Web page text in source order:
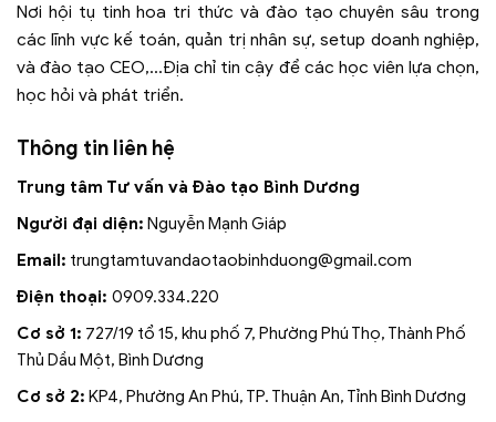
Nơi hội tụ tinh hoa tri thức và đào tạo chuyên sâu trong
các lĩnh vực kế toán, quản trị nhân sự, setup doanh nghiệp,
và đào tạo CEO,...Địa chỉ tin cậy để các học viên lựa chọn,
học hỏi và phát triển.
Thông tin liên hệ
Trung tâm Tư vấn và Đào tạo Bình Dương
Người đại diện: Nguyễn Mạnh Giáp
Email: trungtamtuvandaotaobinhduong@gmail.com
Điện thoại: 0909.334.220
Cơ sở 1: 727/19 tổ 15, khu phố 7, Phường Phú Thọ, Thành Phố
Thủ Dầu Một, Bình Dương
Cơ sở 2: KP4, Phường An Phú, TP. Thuận An, Tỉnh Bình Dương